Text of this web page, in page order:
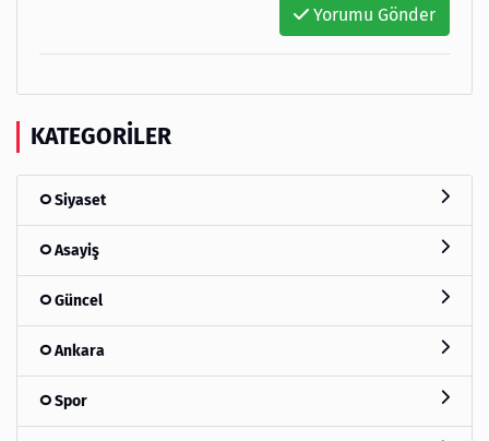
Yorumu Gönder
KATEGORILER
Siyaset
Asayiş
Güncel
Ankara
Spor